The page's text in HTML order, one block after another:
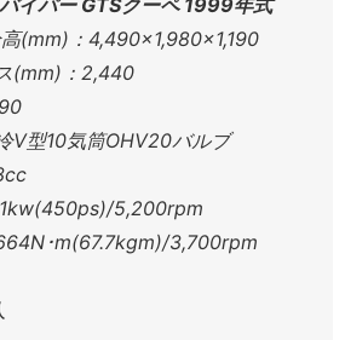
(mm)：4,490×1,980×1,190
(mm)：2,440
V型10気筒OHV20バルブ
5,200rpm
･m(67.7kgm)/3,700rpm